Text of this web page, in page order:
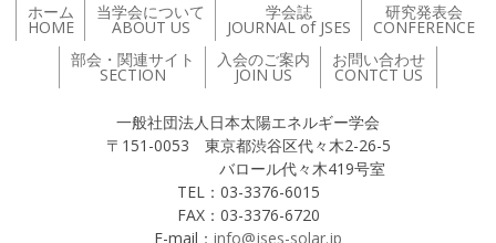
ホーム
HOME
当学会について
ABOUT US
学会誌
JOURNAL of JSES
研究発表会
CONFERENCE
部会・関連サイト
SECTION
入会のご案内
JOIN US
お問い合わせ
CONTCT US
一般社団法人日本太陽エネルギー学会
〒151-0053 東京都渋谷区代々木2-26-5
バロール代々木419号室
TEL：03-3376-6015
FAX：03-3376-6720
E-mail： info@jses-solar.jp